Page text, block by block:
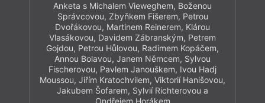
Anketa s Michalem Vieweghem, Boženou
Správcovou, Zbyňkem Fišerem, Petrou
Dvořákovou, Martinem Reinerem, Klárou
Vlasákovou, Davidem Zábranským, Petrem
Gojdou, Petrou Hůlovou, Radimem Kopáčem,
Annou Bolavou, Janem Němcem, Sylvou
Fischerovou, Pavlem Janouškem, Ivou Hadj
Moussou, Jiřím Kratochvilem, Viktorií Hanišovou,
Jakubem Šofarem, Sylvií Richterovou a